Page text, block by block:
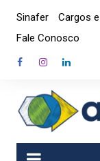
content
Sinafer Cargos
Fale Conosco